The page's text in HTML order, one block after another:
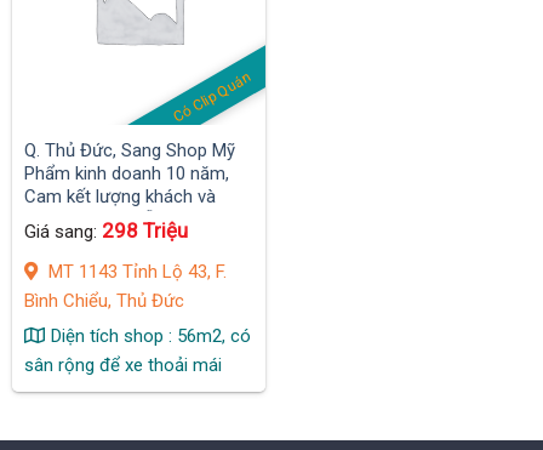
Có Clip Quán
Q. Thủ Đức, Sang Shop Mỹ
Phẩm kinh doanh 10 năm,
Cam kết lượng khách và
doanh thu có sẵn
Giá sang: 298 Triệu
MT 1143 Tỉnh Lộ 43, F.
Bình Chiểu, Thủ Đức
Diện tích shop : 56m2, có
sân rộng để xe thoải mái